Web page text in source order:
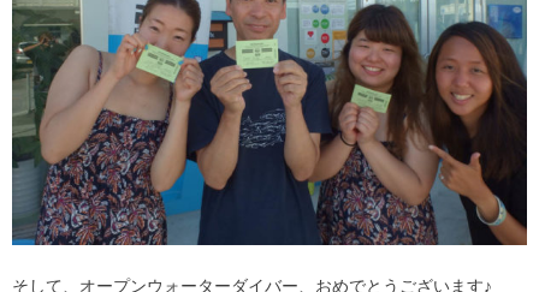
そして、オープンウォーターダイバー、おめでとうございます♪